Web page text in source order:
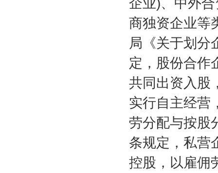
企业)、中外
商独资企业等
局《关于划分
定，股份合作
共同出资入股
实行自主经营
劳分配与按股
条规定，私营
控股，以雇佣